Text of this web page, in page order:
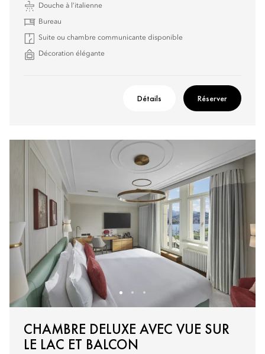
Douche à l’italienne
Bureau
Suite ou chambre communicante disponible
Décoration élégante
Détails Réserver
CHAMBRE DELUXE AVEC VUE SUR
LE LAC ET BALCON